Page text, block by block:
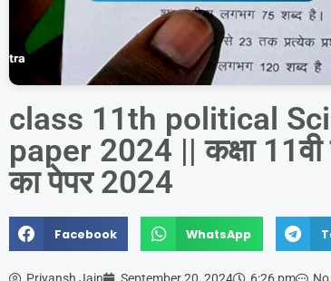
class 11th political
paper 2024 || कक्षा 11वी
का पेपर 2024
Facebook WhatsApp